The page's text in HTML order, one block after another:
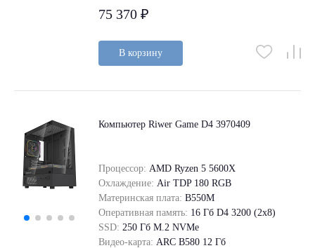
75 370 ₽
В корзину
Компьютер Riwer Game D4 3970409
Процессор: AMD Ryzen 5 5600X
Охлаждение: Air TDP 180 RGB
Материнская плата: B550M
Оперативная память: 16 Гб D4 3200 (2x8)
SSD: 250 Гб M.2 NVMe
Видео-карта: ARC B580 12 Гб